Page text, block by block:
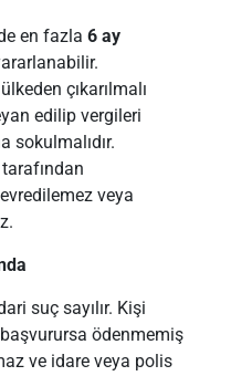
en fazla 6 ay
çıkarılmalı
edilip vergileri
sokulmalıdır.
veya
suç sayılır. Kişi
ödenmemiş
ve idare veya polis